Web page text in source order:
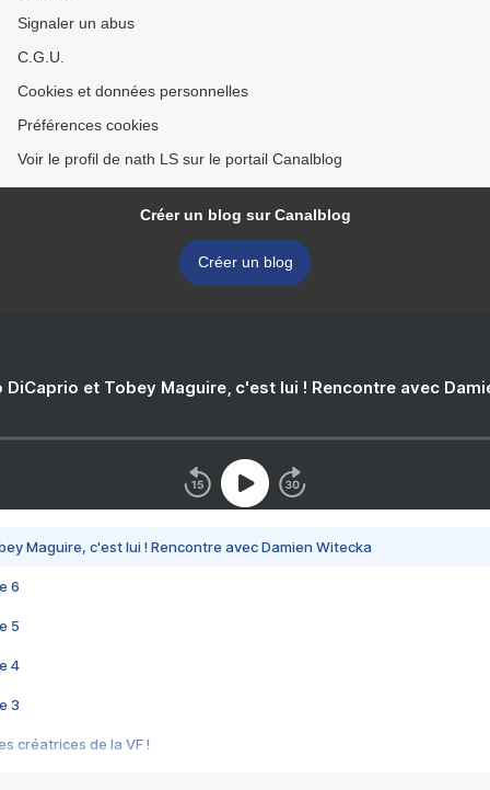
Signaler un abus
C.G.U.
Cookies et données personnelles
Préférences cookies
Voir le profil de nath LS sur le portail Canalblog
Créer un blog sur Canalblog
Créer un blog
DiCaprio et Tobey Maguire, c'est lui ! Rencontre avec
Maguire, c'est lui ! Rencontre avec Damien Witecka
6
5
4
3
créatrices de la VF !